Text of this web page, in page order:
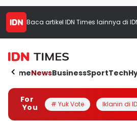
Baca artikel IDN Times lainnya di
HomeNewsBusinessSportTech
For
You
# Yuk Vote Iklanin di